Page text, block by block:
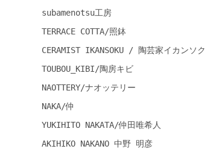
subamenotsu工房
TERRACE COTTA/照鉢
CERAMIST IKANSOKU / 陶芸家イカンソク
TOUBOU_KIBI/陶房キビ
NAOTTERY/ナオッテリー
NAKA/仲
YUKIHITO NAKATA/仲田唯希人
AKIHIKO NAKANO 中野 明彦